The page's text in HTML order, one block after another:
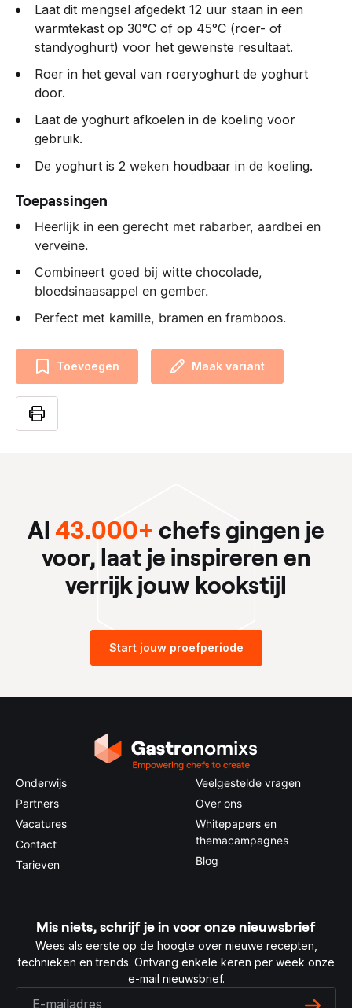
Laat dit mengsel afgedekt 12 uur staan in een
warmtekast op 30°C of op 45°C (roer- of
standyoghurt) voor het gewenste resultaat.
Roer in het geval van roeryoghurt de yoghurt
door.
Laat de yoghurt afkoelen in de koeling voor
gebruik.
De yoghurt is 2 weken houdbaar in de koeling.
Toepassingen
Heerlijk in een gerecht met rabarber, aardbei en
verveine.
Combineert goed bij witte chocolade,
bloedsinaasappel en gember.
Perfect met kamille, bramen en framboos.
Toevoegen Maak variant
Al 43.000+ chefs gingen je
voor, laat je inspireren en
verrijk jouw kookstijl
Start jouw proefperiode
Onderwijs
Partners
Vacatures
Contact
Tarieven
Veelgestelde vragen
Over ons
Whitepapers en
themacampagnes
Blog
Mis niets, schrijf je in voor onze nieuwsbrief
Wees als eerste op de hoogte over nieuwe recepten,
technieken en trends. Ontvang enkele keren per week onze
e-mail nieuwsbrief.